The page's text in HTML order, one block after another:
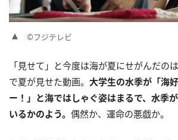
©フジテレビ
「見せて」と今度は海が夏にせがんだの
で夏が見せた動画。 大学生の水季が「海
ー！」と海ではしゃぐ姿はまるで、水季
いるかのよう。 偶然か、運命の悪戯か。